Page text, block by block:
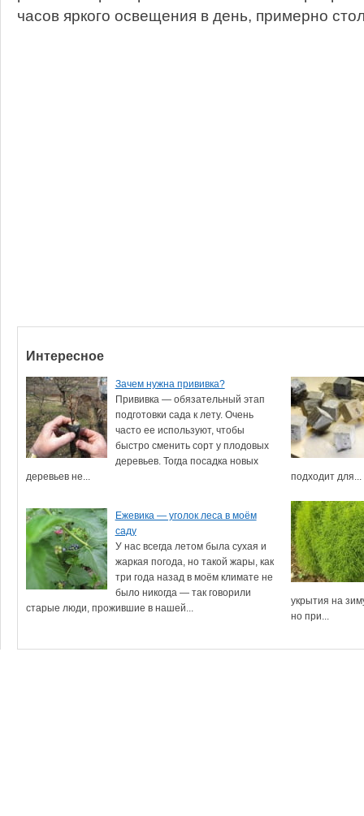
часов яркого освещения в день, примерно
Интересное
Зачем нужна прививка?
Прививка — обязательный этап
подготовки сада к лету. Очень
часто ее используют, чтобы
быстро сменить сорт у плодовых
деревьев. Тогда посадка новых
деревьев не...
подходит для...
Ежевика — уголок леса в моём
саду
У нас всегда летом была сухая и
жаркая погода, но такой жары, как
три года назад в моём климате не
было никогда — так говорили
старые люди, прожившие в нашей...
укрытия на
но при...